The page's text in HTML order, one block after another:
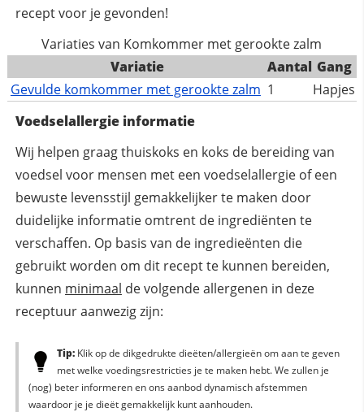
recept voor je gevonden!
Variaties van Komkommer met gerookte zalm
Variatie
Aantal Gang
Gevulde komkommer met gerookte zalm 1
Hapjes
Voedselallergie informatie
Wij helpen graag thuiskoks en koks de bereiding van
voedsel voor mensen met een voedselallergie of een
bewuste levensstijl gemakkelijker te maken door
duidelijke informatie omtrent de ingrediënten te
verschaffen. Op basis van de ingredieënten die
gebruikt worden om dit recept te kunnen bereiden,
kunnen minimaal de volgende allergenen in deze
receptuur aanwezig zijn:
Tip:Klik op de dikgedrukte dieëten/allergieën om aan te geven
met welke voedingsrestricties je te maken hebt. We zullen je
(nog) beter informeren en ons aanbod dynamisch afstemmen
waardoor je je dieët gemakkelijk kunt aanhouden.